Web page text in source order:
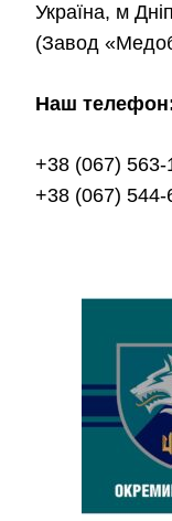
Україна, м
(Завод
Наш
+38 (067) 563-
+38 (067) 544-